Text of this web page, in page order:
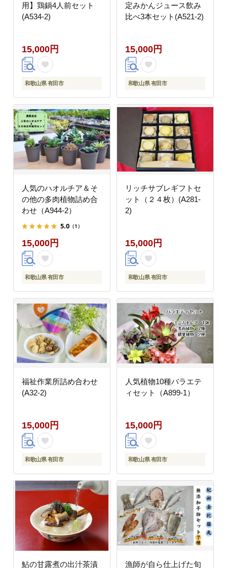
用】鶏鍋4人前セット
(A534-2)
15,000円
和歌山県 有田市
定みかんジュース飲み
比べ3本セット(A521-2)
15,000円
和歌山県 有田市
人気のハオルチア＆そ
の他の多肉植物詰め合
わせ（A944-2）
5.0 （1）
15,000円
和歌山県 有田市
リッチサブレギフトセ
ット（２４枚）(A281-
2)
15,000円
和歌山県 有田市
福祉作業所詰め合わせ
(A32-2)
15,000円
和歌山県 有田市
人気植物10種バラエテ
ィセット（A899-1）
15,000円
和歌山県 有田市
鮎の甘露煮の出汁茶漬
漁師が自ら仕上げた旬